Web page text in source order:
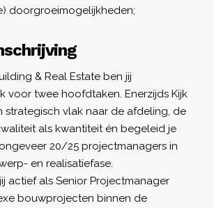
doorgroeimogelijkheden;
& Real Estate ben jij
voor twee hoofdtaken. Enerzijds Kijk
strategisch vlak naar de afdeling, de
als kwantiteit én begeleid je
20/25 projectmanagers in
en realisatiefase.
actief als Senior Projectmanager
bouwprojecten binnen de